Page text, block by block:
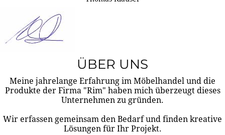
ÜBER UNS
Meine jahrelange Erfahrung im Möbelhandel und die
Produkte der Firma "Rim" haben mich überzeugt dieses
Unternehmen zu gründen.
Wir erfassen gemeinsam den Bedarf und finden kreative
Lösungen für Ihr Projekt.